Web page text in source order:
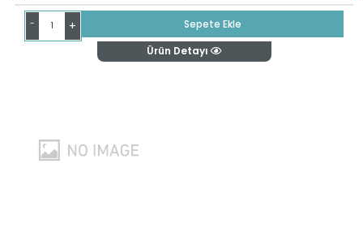
- +
Sepete Ekle
Ürün Detayı